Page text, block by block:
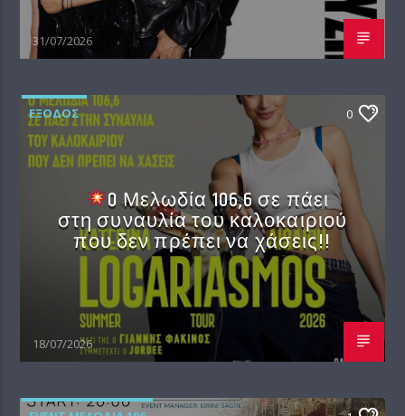
31/07/2026
EΞΟΔΟΣ 0
O Μελωδία 106,6 σε πάει
στη συναυλία του καλοκαιριού
που δεν πρέπει να χάσεις!!
18/07/2026